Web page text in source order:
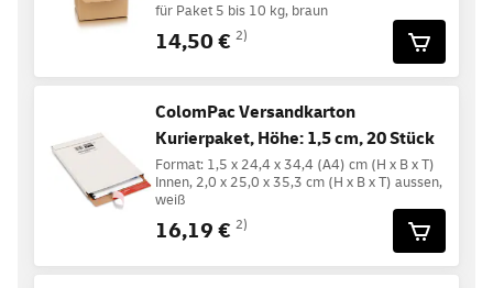
für Paket 5 bis 10 kg, braun
14,50 € 2)
ColomPac Versandkarton
Kurierpaket, Höhe: 1,5 cm, 20 Stück
Format: 1,5 x 24,4 x 34,4 (A4) cm (H x B x T)
Innen, 2,0 x 25,0 x 35,3 cm (H x B x T) aussen,
weiß
16,19 € 2)